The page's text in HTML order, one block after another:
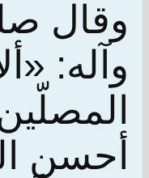
وقال
وآله:
أحسن